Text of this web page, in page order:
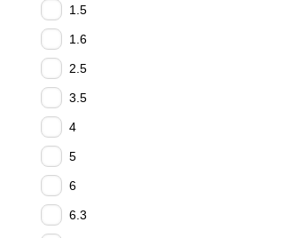
1.5
1.6
2.5
3.5
4
5
6
6.3